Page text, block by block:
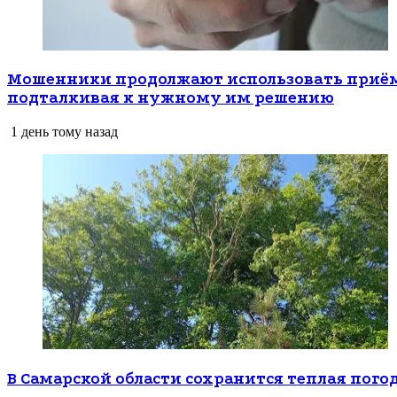
Мошенники продолжают использовать
подталкивая к нужному им решению
1 день тому назад
В Самарской области сохранится теплая